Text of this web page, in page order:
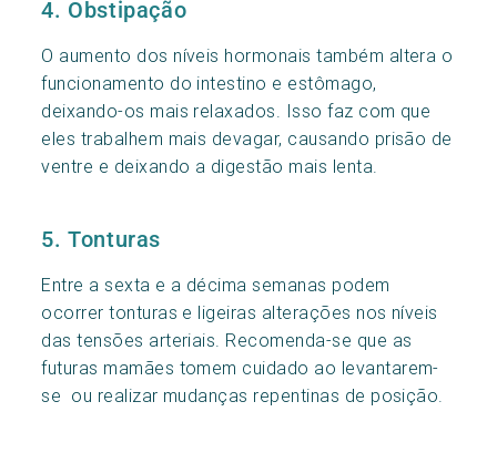
4. Obstipação
O aumento dos níveis hormonais também altera o
funcionamento do intestino e estômago,
deixando-os mais relaxados. Isso faz com que
eles trabalhem mais devagar, causando prisão de
ventre e deixando a digestão mais lenta.
5. Tonturas
Entre a sexta e a décima semanas podem
ocorrer tonturas e ligeiras alterações nos níveis
das tensões arteriais. Recomenda-se que as
futuras mamães tomem cuidado ao levantarem-
se ou realizar mudanças repentinas de posição.